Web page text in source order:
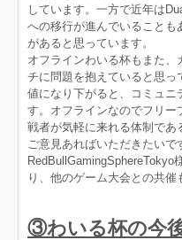
しています。一方で近年は
への移行が進んでいること
があると思っています。
オフラインわいる杯もまた
チに問題を抱えていると思っ
値になり下がると、コミュ
す。オフラインなのでフリ
戦者が気軽に来れる体制であ
ご意見あればいただきたいで
RedBullGamingSphereTokyo
り、他のゲーム大会との共催
③わいる杯の今